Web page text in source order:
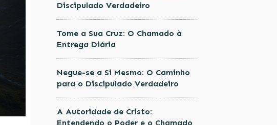
Discipulado Verdadeiro
Tome a Sua Cruz: O Chamado à
Entrega Diária
Negue-se a Si Mesmo: O Caminho
para o Discipulado Verdadeiro
A Autoridade de Cristo:
Entendendo o Poder e o Chamado